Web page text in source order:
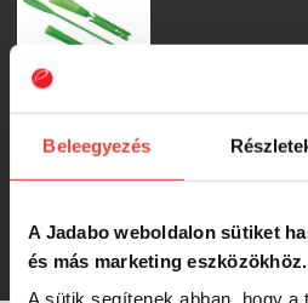
Beleegyezés
A Jadabo weboldalon sütiket
és más marketing eszközökhöz.
A sütik segítenek abban, hogy a
Sensas
2 690 Ft